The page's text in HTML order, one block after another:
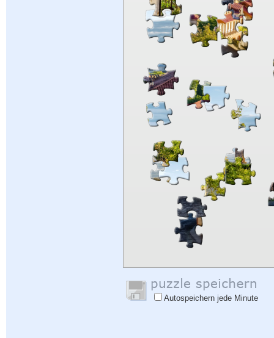
Autospeichern jede Minute